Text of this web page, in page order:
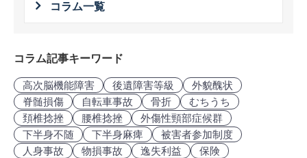
コラム一覧
コラム記事キーワード
高次脳機能障害 後遺障害等級
外貌醜状
脊髄損傷
自転車事故 骨折
むちうち
頚椎捻挫
腰椎捻挫
外傷性頸部症候群
下半身不随
下半身麻痺
被害者参加制度
人身事故
物損事故 逸失利益
保険